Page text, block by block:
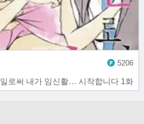
일로써 내가 임신활… 시작합니다 1화
5206